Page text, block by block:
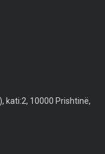
kati:2, 10000 Prishtinë,